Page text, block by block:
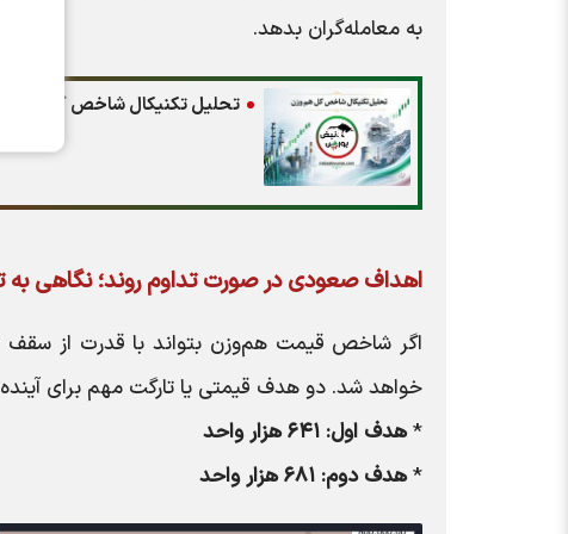
به معامله‌گران بدهد.
تحلیل تکنیکال شاخص کل هم‌وزن ۱۲
اهداف صعودی در صورت تداوم روند؛ نگاهی به
خواهد شد. دو هدف قیمتی یا تارگت مهم برای
*هدف اول: ۶۴۱ هزار واحد
*هدف دوم: ۶۸۱ هزار واحد